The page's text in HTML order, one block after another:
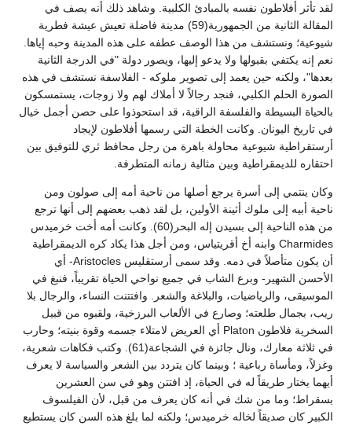
لقد تأثر أفلاطون نفسه بالمبادئ الكلبية. وشاهد ذلك أنه يصف في
المقالة الثانية من الجمهورية(59) مدينة فاضلة تعيش عيشة فطرية
شيوعية؛ ونستشف من هذا الوصف عطفه على هذه المدينة وحبه إياها.
نعم إنه يكتفي بقبولها ولا يدعو إليها، ويصور دولة "في الدرجة الثانية
بعدها"، ولكنه حين يعمد إلى تصوير ملوكه - الفلاسفة نستشف في هذه
الصورة الحلم الكلبي، فنجد رجالاً لا أملاك لهم ولا زوجات، يستمسكون
بالحياة البسيطة والفلسفة الراقية، قد استحوذوا على حصن أجمل خيال
في تاريخ اليونان. وكانت الخطة التي رسمها أفلاطون لإيجاد
أرستقراطية شيوعية محاولة باهرة من رجل محافظ ثري للتوفيق بين
احتقاره للديمقراطية وبين مثالية زمانه المتطرفة.
وكان ينتمي إلى أسرة يرجع أصلها من ناحية أمه إلى صولون ومن
ناحية أبيه إلى ملوك أثينة الأولين، بل لقد ذهب بعضهم إلى أنها ترجع
من هذه الناحية إلى بسيدن إله البحر(60). وكانت أمه أخت خرميدس
Charmides وابنه أخ أقريتياس، ومن أجل هذا يكاد كره الديمقراطية
أن يكون متأصلاً في دمه. وقد سمى أرستقليس Aristocles- أي
الأحسن الشهير- وبرع الشاب في جميع نواحي الحياة تقريباً، فنبغ في
الموسيقى، والرياضيات، والبلاغة والشعر. وافتتنت النساء، والرجال بلا
ريب، بجمال طلعته؛ وصارع في الألعاب البرزخية، ولقبوه من قبيل
السخرية فلاطون Platon أي العريض لامتلاء جسمه وقوة بنيته؛ وحارب
في ثلاثة معارك، ونال جائزة في الشجاعة(61). وكتب فكاهات شعرية،
وغزلاً، ومأساة رباعية ؛ وبينما كان يتردد بين الشعر والسياسة لا يعرف
أيهما يختار طريقاً له في الحياة، إذ افتتن وهو في سن العشرين
بسقراط؛ وما من شك في أنه كان يعرف من قبل، لأن الفيلسوف
الكبير كان صديقاً لخاله خرميدس؛ ولكنه لما بلغ هذه السن كان يستطيع